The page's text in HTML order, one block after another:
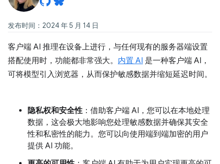
发布时间：2024 年 5 月 14 日
客户端 AI 推理在设备上进行，与任何现有的服务器端设置
搭配使用时，功能都非常强大。 内置 AI 是一种客户端 AI，
可将模型引入浏览器，从而保护敏感数据并缩短延迟时间。
隐私权和安全性：借助客户端 AI，您可以在本地处理
数据，这会极大地影响您处理敏感数据并确保其安全
性和私密性的能力。您可以向使用端到端加密的用户
提供 AI 功能。